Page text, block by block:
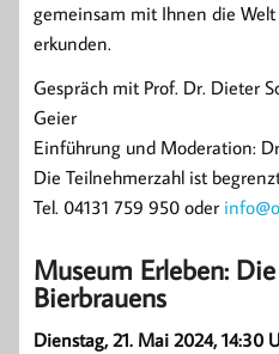
gemeinsam mit Ihnen die
erkunden.
Gespräch mit Prof. Dr. Dieter
Geier
Einführung und Moderation:
Die Teilnehmerzahl ist
Tel. 04131 759 950 oder
Museum Erleben:
Bierbrauens
Dienstag, 21. Mai 2024, 14:30